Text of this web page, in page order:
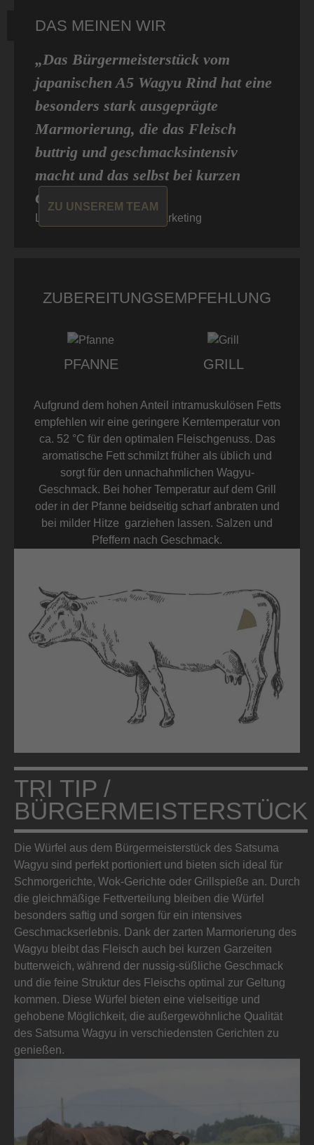
ZU UNSEREM TEAM
DAS MEINEN WIR
„Das Bürgermeisterstück vom
japanischen A5 Wagyu Rind hat eine
besonders stark ausgeprägte
Marmorierung, die das Fleisch
buttrig und geschmacksintensiv
macht und das selbst bei kurzen
Garzeiten. “
Louisa von Don Carne, Marketing
ZUBEREITUNGSEMPFEHLUNG
PFANNE GRILL
Aufgrund dem hohen Anteil intramuskulösen Fetts
empfehlen wir eine geringere Kerntemperatur von
ca. 52 °C für den optimalen Fleischgenuss. Das
aromatische Fett schmilzt früher als üblich und
sorgt für den unnachahmlichen Wagyu-
Geschmack. Bei hoher Temperatur auf dem Grill
oder in der Pfanne beidseitig scharf anbraten und
bei milder Hitze garziehen lassen. Salzen und
Pfeffern nach Geschmack.
TRI TIP /
BÜRGERMEISTERSTÜCK
Die Würfel aus dem Bürgermeisterstück des Satsuma
Wagyu sind perfekt portioniert und bieten sich ideal für
Schmorgerichte, Wok-Gerichte oder Grillspieße an. Durch
die gleichmäßige Fettverteilung bleiben die Würfel
besonders saftig und sorgen für ein intensives
Geschmackserlebnis. Dank der zarten Marmorierung des
Wagyu bleibt das Fleisch auch bei kurzen Garzeiten
butterweich, während der nussig-süßliche Geschmack
und die feine Struktur des Fleischs optimal zur Geltung
kommen. Diese Würfel bieten eine vielseitige und
gehobene Möglichkeit, die außergewöhnliche Qualität
des Satsuma Wagyu in verschiedensten Gerichten zu
genießen.